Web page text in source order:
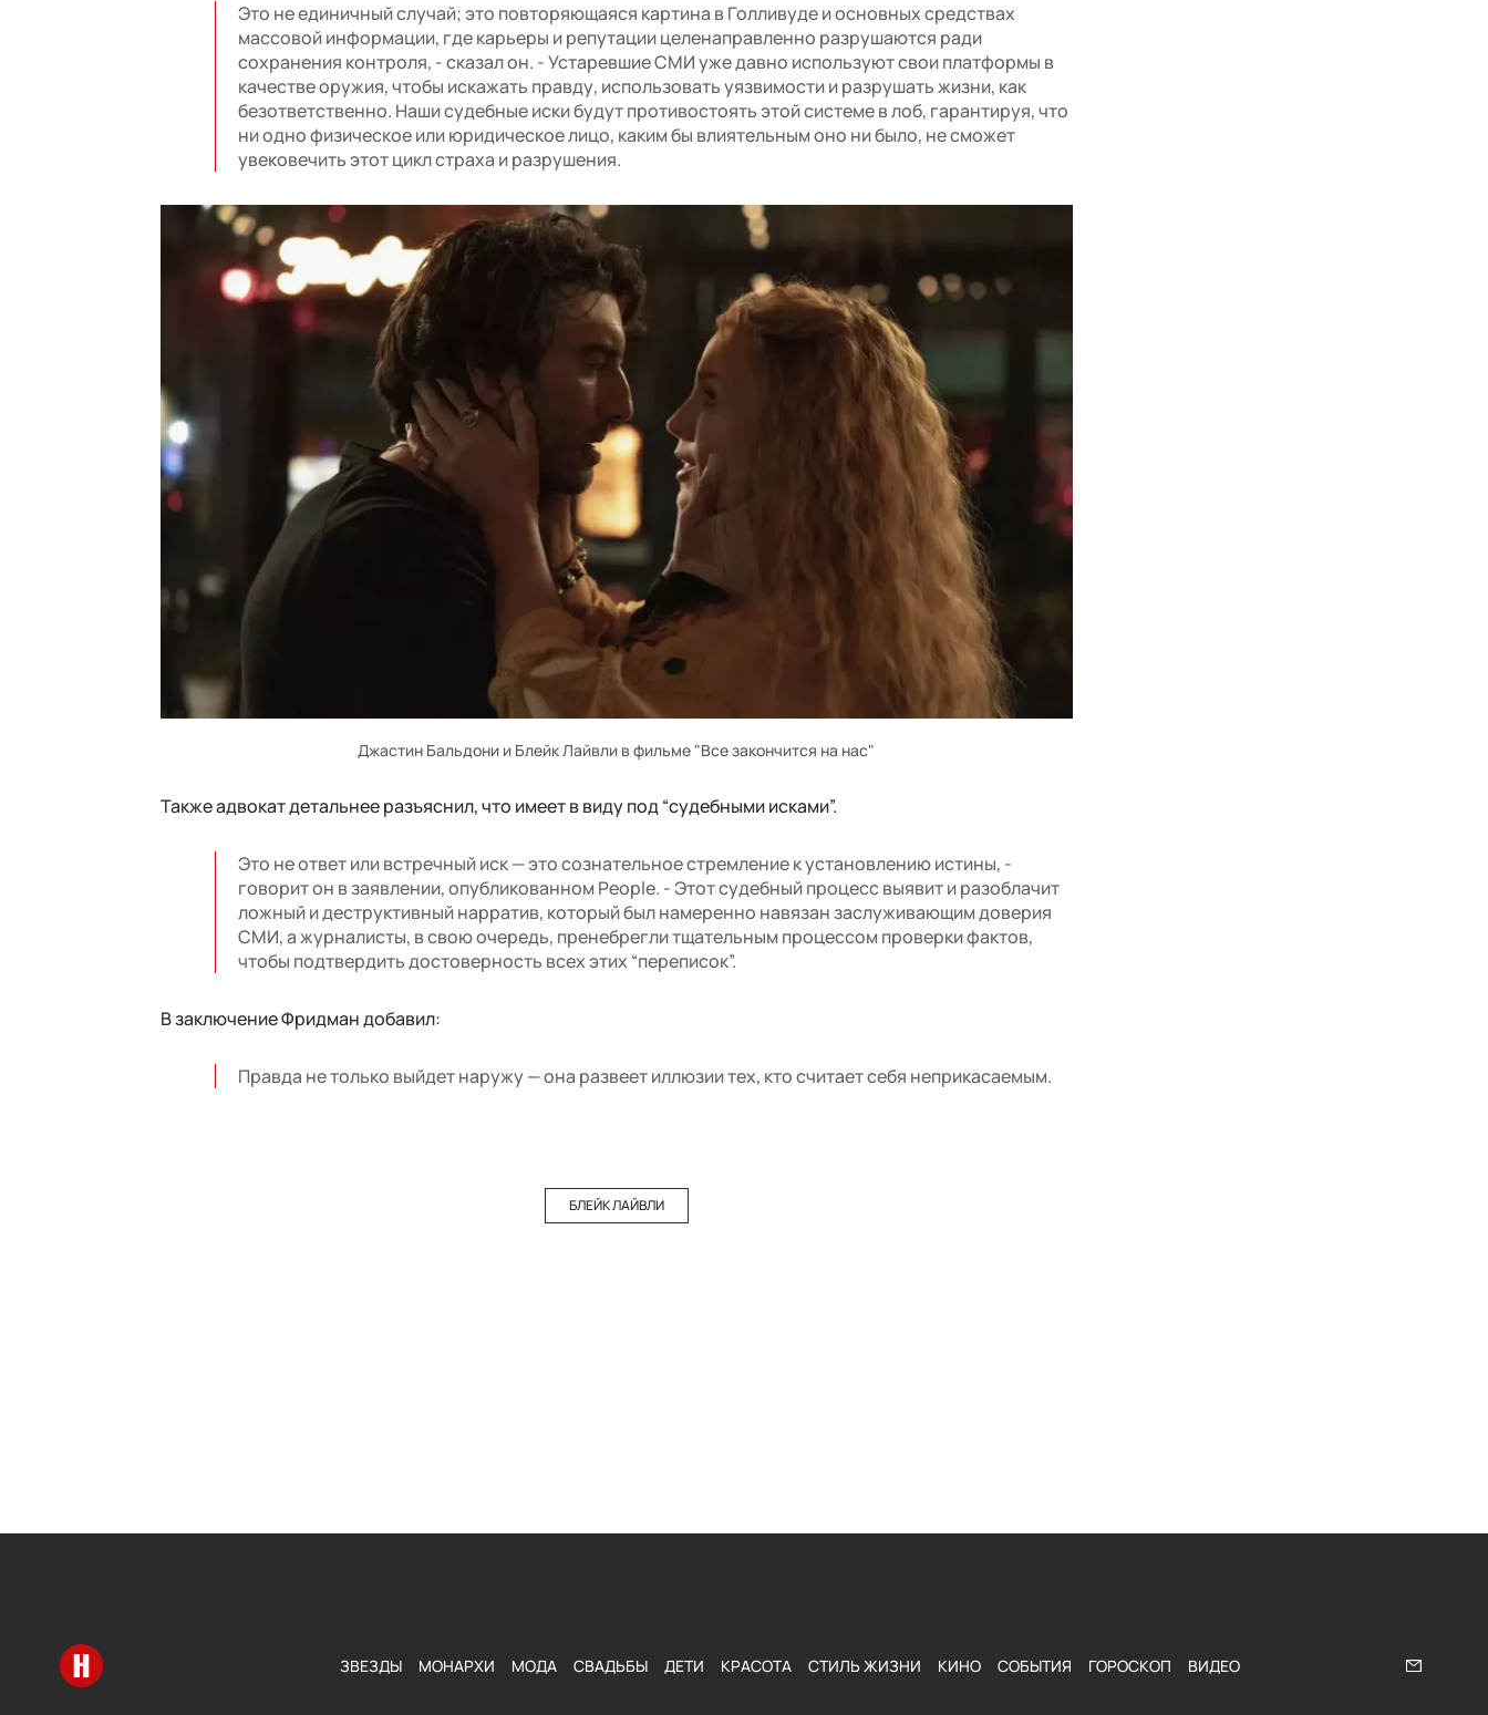
Это не единичный случай; это повторяющаяся картина в Голливуде и основных средствах
массовой информации, где карьеры и репутации целенаправленно разрушаются ради
сохранения контроля, - сказал он. - Устаревшие СМИ уже давно используют свои платформы в
качестве оружия, чтобы искажать правду, использовать уязвимости и разрушать жизни, как
безответственно. Наши судебные иски будут противостоять этой системе в лоб, гарантируя, что
ни одно физическое или юридическое лицо, каким бы влиятельным оно ни было, не сможет
увековечить этот цикл страха и разрушения.
Джастин Бальдони и Блейк Лайвли в фильме "Все закончится на нас"
Также адвокат детальнее разъяснил, что имеет в виду под “судебными исками”.
Это не ответ или встречный иск — это сознательное стремление к установлению истины, -
говорит он в заявлении, опубликованном People. - Этот судебный процесс выявит и разоблачит
ложный и деструктивный нарратив, который был намеренно навязан заслуживающим доверия
СМИ, а журналисты, в свою очередь, пренебрегли тщательным процессом проверки фактов,
чтобы подтвердить достоверность всех этих “переписок”.
В заключение Фридман добавил:
Правда не только выйдет наружу — она развеет иллюзии тех, кто считает себя неприкасаемым.
БЛЕЙК ЛАЙВЛИ
Перейти на главную ЗВЕЗДЫ МОНАРХИ МОДА СВАДЬБЫ ДЕТИ КРАСОТА СТИЛЬ ЖИЗНИ КИНО СОБЫТИЯ ГОРОСКОП ВИДЕО